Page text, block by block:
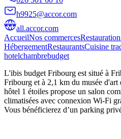
h9925@accor.com
all.accor.com
AccueilNos commerces
HébergementRestaurantsCuisine
hotelchambrebudget
L'ibis budget Fribourg est situé à
Fribourg et à 2,1 km du musée
hôtel 1 étoiles propose un salon
climatisées avec connexion Wi-Fi
Vous bénéficierez d’un parking